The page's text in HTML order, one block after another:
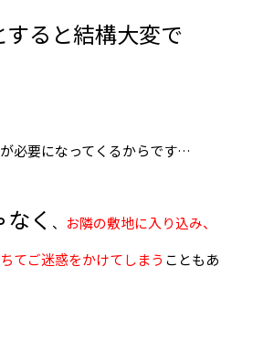
すると結構大変で
必要になってくるからです…
く 、 お隣の敷地に入り込み、
てご迷惑をかけてしまう こともあ